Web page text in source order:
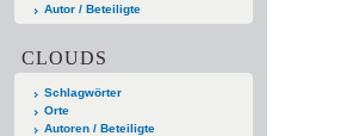
Autor / Beteiligte
CLOUDS
Schlagwörter
Orte
Autoren / Beteiligte